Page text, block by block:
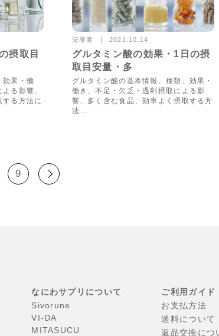
摂取目
効果・働
る影響、
する方法に
16937views
栄養素 2021.10.14
グルタミン酸の効果・1日の摂
取目安量・多
グルタミン酸の基本情報、種類、効果・
働き、不足・欠乏・過剰摂取による影
響、多く含む食品、効率よく摂取する方
法…
9
なにわサプリについて
Sivorune
VI-DA
MITASUCU
ご利用ガイド
お支払方法
送料について
返品交換につ